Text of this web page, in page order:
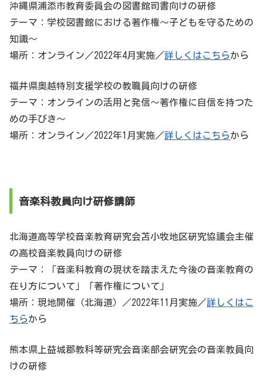
沖縄県浦添市教育委員会の図書館司書向けの研修
テーマ：学校図書館における著作権～子どもを守るための
知識～
場所：オンライン／2022年4月実施／詳しくはこちらから
福井県奥越特別支援学校の教職員向けの研修
テーマ：オンラインの活用と発信～著作権に自信を持つた
めの手びき～
場所：オンライン／2022年1月実施／詳しくはこちらから
音楽科教員向け研修講師
北海道高等学校音楽教育研究会苫小牧地区研究協議会主催
の高校音楽教員向けの研修
テーマ：「音楽科教育の現状を踏まえた今後の音楽教育の
在り方について」「著作権について」
場所：現地開催（北海道）／2022年11月実施／詳しくはこ
ちらから
熊本県上益城郡教科等研究会音楽部会研究会の音楽教員向
けの研修